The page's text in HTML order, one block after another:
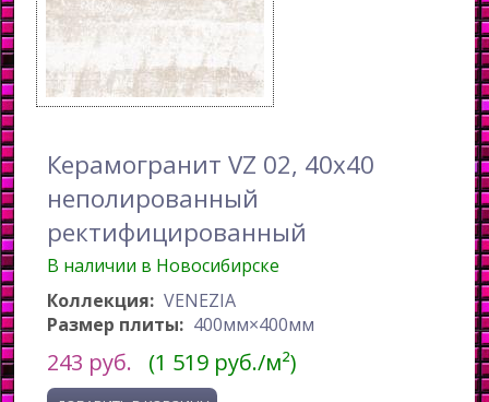
Керамогранит VZ 02, 40x40
неполированный
ректифицированный
В наличии в Новосибирске
Коллекция: VENEZIA
Размер плиты: 400мм×400мм
243 руб. (1 519 руб./м²)